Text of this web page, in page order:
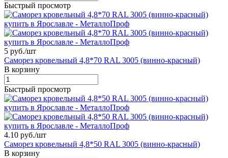
Быстрый просмотр
5 руб./шт
Саморез кровельный 4,8*70 RAL 3005 (винно-красный)
В корзину
Быстрый просмотр
4.10 руб./шт
Саморез кровельный 4,8*50 RAL 3005 (винно-красный)
В корзину